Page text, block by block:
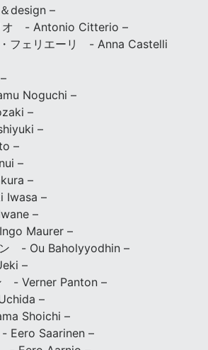
design –
オ - Antonio Citterio –
フェリエーリ - Anna Castelli
Noguchi –
–
–
–
–
–
Iwasa –
–
Maurer –
ン - Ou Baholyyodhin –
–
- Verner Panton –
–
Shoichi –
Eero Saarinen –